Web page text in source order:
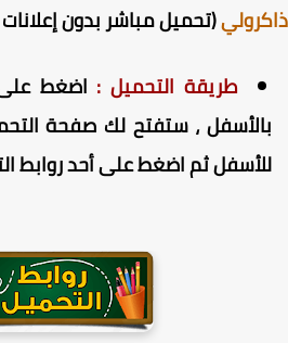
(تحميل مباشر بدون إعلانات
طريقة التحميل :اضغط على
، ستفتح لك صفحة
ثم اضغط على أحد روابط